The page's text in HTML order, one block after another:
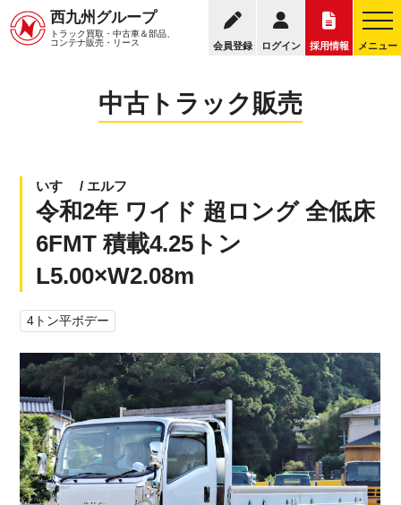
西九州グループ
トラック買取・中古車＆部品、
コンテナ販売・リース
会員登録 ログイン 採用情報 メニュー
中古トラック販売トップ トラック販売について
中古トラック販売
いすゞ / エルフ
令和2年 ワイド 超ロング 全低床
6FMT 積載4.25トン
L5.00×W2.08m
4トン平ボデー